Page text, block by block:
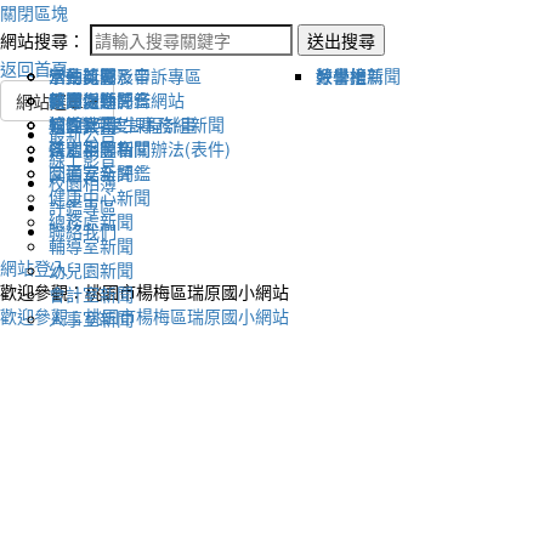
關閉區塊
網站搜尋：
送出搜尋
返回首頁
網站選單
最新公告
宣傳新聞
榮譽榜
教導處新聞
教學組新聞
輔導室-學生事務組新聞
研習相關新聞
圖書室新聞
健康中心新聞
總務處新聞
輔導室新聞
幼兒園新聞
會計室新聞
人事室新聞
線上影音
活動比賽影音
新聞報導影音
校園影音
好書推薦
各處室影音
校園相簿
活動剪影
體育活動
適性社團
評鑑專區
學生獎懲及申訴專區
健康促進評鑑網站
115學年度課程計畫
性別平等相關辦法(表件)
交通安全評鑑
聯絡我們
網站登入
歡迎參觀：桃園市楊梅區瑞原國小網站
歡迎參觀：桃園市楊梅區瑞原國小網站